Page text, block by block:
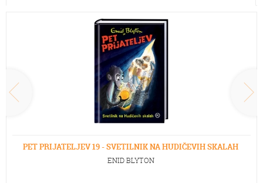
PET PRIJATELJEV 19 - SVETILNIK NA HUDIČEVIH SKALAH
ENID BLYTON